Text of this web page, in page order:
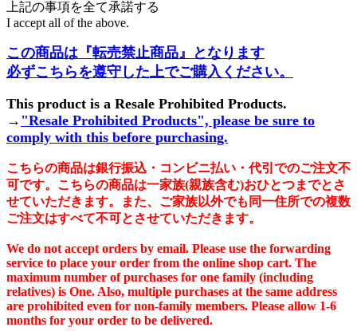
上記の事項を全て承諾する
I accept all of the above.
この商品は『転売禁止商品』となります
必ずこちらを遵守した上でご購入ください。
This product is a Resale Prohibited Products.
→ "Resale Prohibited Products", please be sure to
comply with this before purchasing.
こちらの商品は銀行振込・コンビニ払い・代引でのご注文不
可です。こちらの商品は一家族(親族含む)おひとつまでとさ
せていただきます。また、ご家族以外でも同一住所での複数
ご注文はすべて不可とさせていただきます。
We do not accept orders by email. Please use the forwarding
service to place your order from the online shop cart. The
maximum number of purchases for one family (including
relatives) is One. Also, multiple purchases at the same address
are prohibited even for non-family members. Please allow 1-6
months for your order to be delivered.